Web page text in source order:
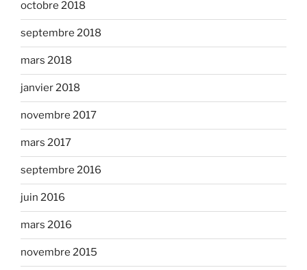
octobre 2018
septembre 2018
mars 2018
janvier 2018
novembre 2017
mars 2017
septembre 2016
juin 2016
mars 2016
novembre 2015